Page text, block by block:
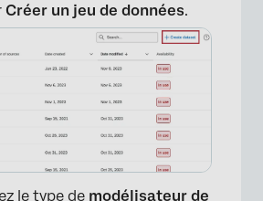
Créer un jeu de données.
le type de modélisateur de